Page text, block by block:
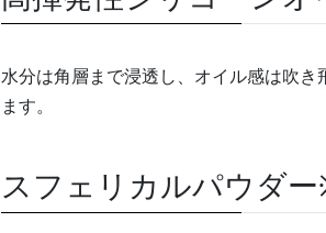
水分は角層まで浸透し、オイル感は吹
ます。
スフェリカルパウダー